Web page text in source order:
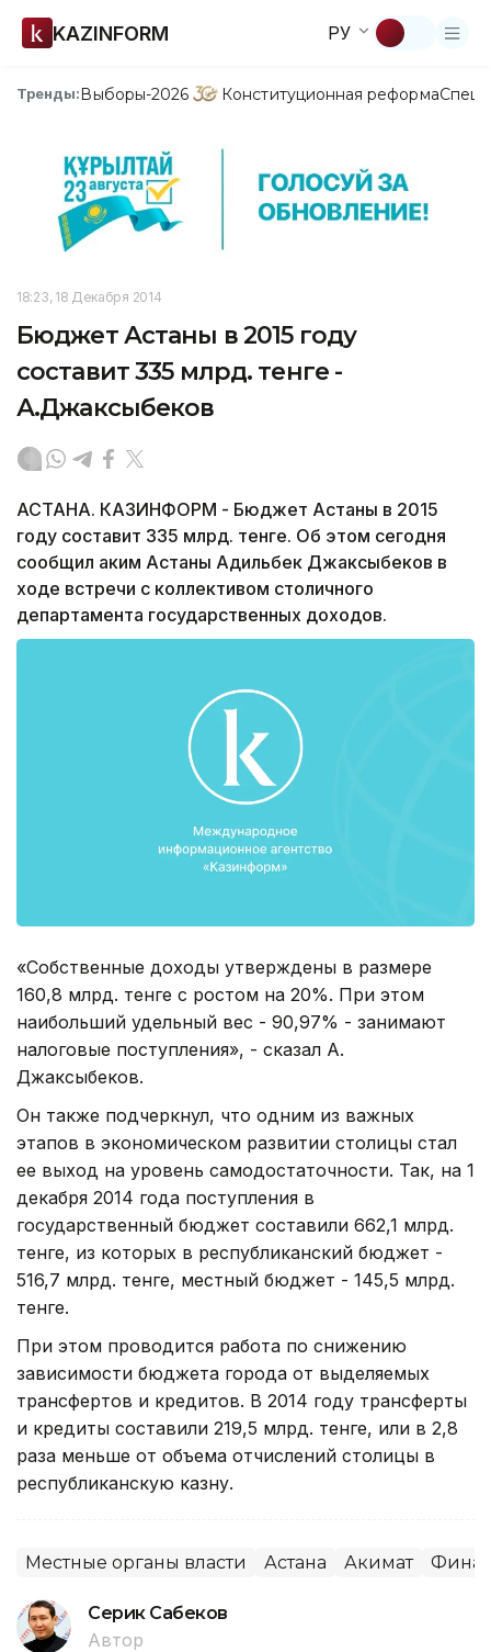
KAZINFORM РУ
Тренды:Выборы-2026 Конституционная реформа
18:23, 18 Декабря 2014
Бюджет Астаны в 2015 году
составит 335 млрд. тенге -
А.Джаксыбеков
АСТАНА. КАЗИНФОРМ - Бюджет Астаны в 2015
году составит 335 млрд. тенге. Об этом сегодня
сообщил аким Астаны Адильбек Джаксыбеков в
ходе встречи с коллективом столичного
департамента государственных доходов.
«Собственные доходы утверждены в размере
160,8 млрд. тенге с ростом на 20%. При этом
наибольший удельный вес - 90,97% - занимают
налоговые поступления», - сказал А.
Джаксыбеков.
Он также подчеркнул, что одним из важных
этапов в экономическом развитии столицы стал
ее выход на уровень самодостаточности. Так, на 1
декабря 2014 года поступления в
государственный бюджет составили 662,1 млрд.
тенге, из которых в республиканский бюджет -
516,7 млрд. тенге, местный бюджет - 145,5 млрд.
тенге.
При этом проводится работа по снижению
зависимости бюджета города от выделяемых
трансфертов и кредитов. В 2014 году трансферты
и кредиты составили 219,5 млрд. тенге, или в 2,8
раза меньше от объема отчислений столицы в
республиканскую казну.
Местные органы власти Астана Акимат
Серик Сабеков
Автор